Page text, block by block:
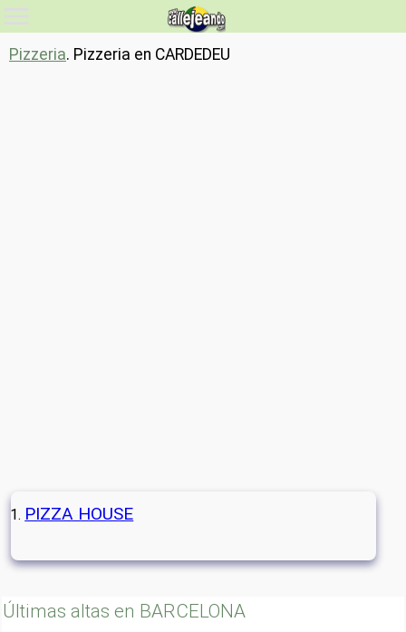
Pizzeria. Pizzeria en CARDEDEU
PIZZA HOUSE
Últimas altas en BARCELONA